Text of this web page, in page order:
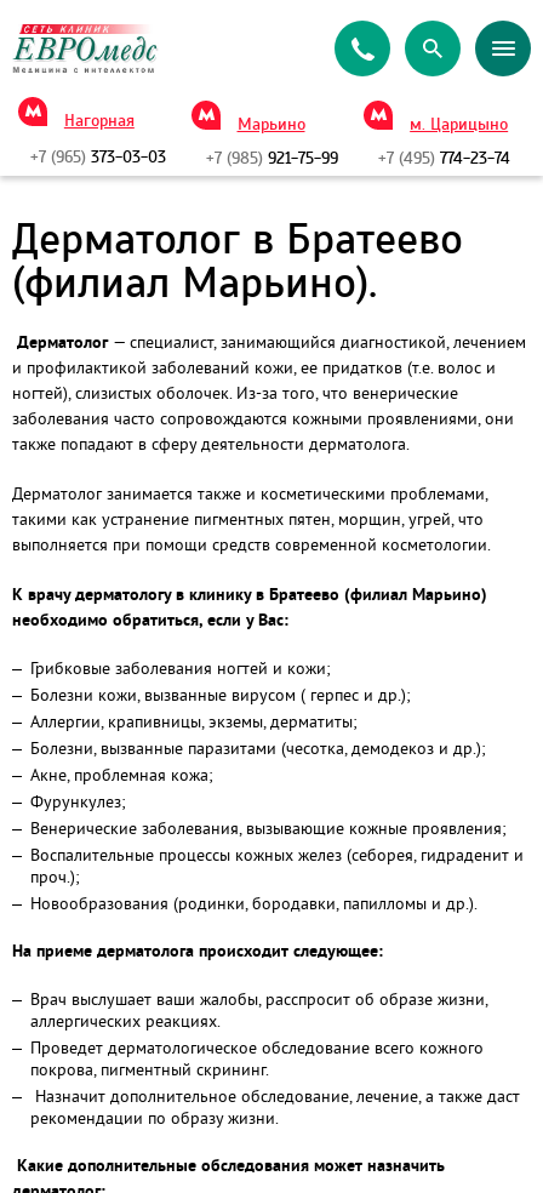
Нагорная
+7 (965) 373-03-03
Марьино
+7 (985)921-75-99
м. Царицыно
+7 (495) 774-23-74
Дерматолог в Братеево
(филиал Марьино).
Дерматолог — специалист, занимающийся диагностикой, лечением
и профилактикой заболеваний кожи, ее придатков (т.е. волос и
ногтей), слизистых оболочек. Из-за того, что венерические
заболевания часто сопровождаются кожными проявлениями, они
также попадают в сферу деятельности дерматолога.
Дерматолог занимается также и косметическими проблемами,
такими как устранение пигментных пятен, морщин, угрей, что
выполняется при помощи средств современной косметологии.
К врачу дерматологу в клинику в Братеево (филиал Марьино)
необходимо обратиться, если у Вас:
Грибковые заболевания ногтей и кожи;
Болезни кожи, вызванные вирусом ( герпес и др.);
Аллергии, крапивницы, экземы, дерматиты;
Болезни, вызванные паразитами (чесотка, демодекоз и др.);
Акне, проблемная кожа;
Фурункулез;
Венерические заболевания, вызывающие кожные проявления;
Воспалительные процессы кожных желез (себорея, гидраденит и
проч.);
Новообразования (родинки, бородавки, папилломы и др.).
На приеме дерматолога происходит следующее:
Врач выслушает ваши жалобы, расспросит об образе жизни,
аллергических реакциях.
Проведет дерматологическое обследование всего кожного
покрова, пигментный скрининг.
Назначит дополнительное обследование, лечение, а также даст
рекомендации по образу жизни.
Какие дополнительные обследования может назначить